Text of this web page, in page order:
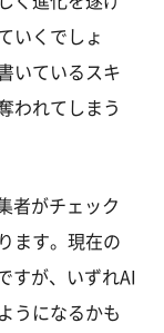
いくでしょ
いているスキ
われてしまう
者がチェック
ます。現在の
すが、いずれAI
うになるかも